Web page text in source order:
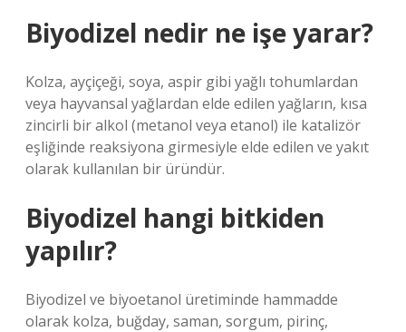
Biyodizel nedir ne işe yarar?
Kolza, ayçiçeği, soya, aspir gibi yağlı tohumlardan
veya hayvansal yağlardan elde edilen yağların, kısa
zincirli bir alkol (metanol veya etanol) ile katalizör
eşliğinde reaksiyona girmesiyle elde edilen ve yakıt
olarak kullanılan bir üründür.
Biyodizel hangi bitkiden
yapılır?
Biyodizel ve biyoetanol üretiminde hammadde
olarak kolza, buğday, saman, sorgum, pirinç,